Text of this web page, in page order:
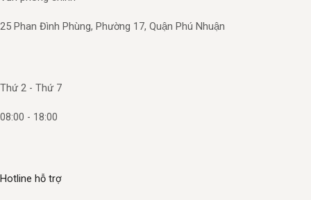
25 Phan Đình Phùng, Phường 17, Quận Phú Nhuận
Thứ 2 - Thứ 7
08:00 - 18:00
Hotline hỗ trợ